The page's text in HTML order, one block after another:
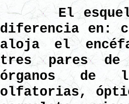
El
diferencia en:
aloja el
tres pares de
órganos de
olfatorias,